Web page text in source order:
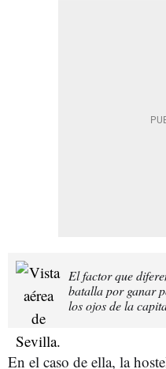
El factor que
batalla por ganar
los ojos de la
En el caso de ella, la